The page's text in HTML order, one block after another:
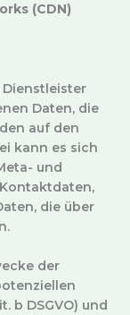
(CDN)
Daten, die
auf den
kann es sich
und
die über
der
b DSGVO) und